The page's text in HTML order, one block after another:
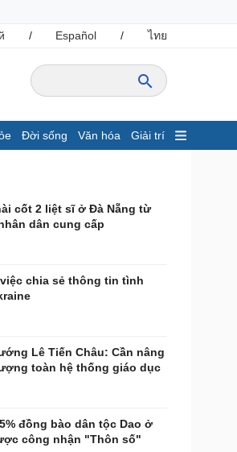
/ Español / ไทย
Đời sống Văn hóa Giải trí
Tiêu dùng
Tỷ giá
Sức khỏe
Sản phụ khoa
Nhi khoa
Phòng mạch online
Ăn sạch sống khỏe
cốt 2 liệt sĩ ở Đà Nẵng từ
dân cung cấp
chia sẻ thông tin tình
Lê Tiến Châu: Cần nâng
toàn hệ thống giáo dục
đồng bào dân tộc Dao ở
công nhận "Thôn số"